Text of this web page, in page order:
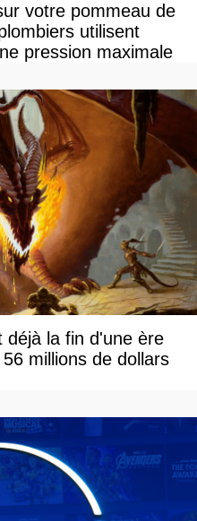
votre pommeau de
utilisent
pression maximale
déjà la fin d'une ère
millions de dollars